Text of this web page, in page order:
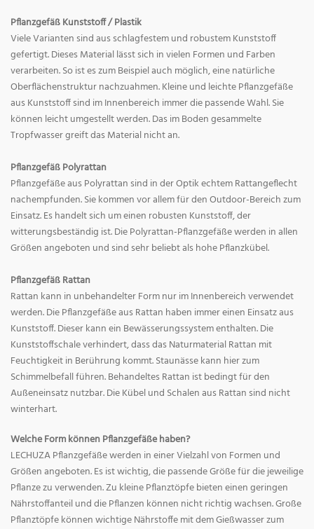
Pflanzgefäß Kunststoff / Plastik
Viele Varianten sind aus schlagfestem und robustem Kunststoff
gefertigt. Dieses Material lässt sich in vielen Formen und Farben
verarbeiten. So ist es zum Beispiel auch möglich, eine natürliche
Oberflächenstruktur nachzuahmen. Kleine und leichte Pflanzgefäße
aus Kunststoff sind im Innenbereich immer die passende Wahl. Sie
können leicht umgestellt werden. Das im Boden gesammelte
Tropfwasser greift das Material nicht an.
Pflanzgefäß Polyrattan
Pflanzgefäße aus Polyrattan sind in der Optik echtem Rattangeflecht
nachempfunden. Sie kommen vor allem für den Outdoor-Bereich zum
Einsatz. Es handelt sich um einen robusten Kunststoff, der
witterungsbeständig ist. Die Polyrattan-Pflanzgefäße werden in allen
Größen angeboten und sind sehr beliebt als hohe Pflanzkübel.
Pflanzgefäß Rattan
Rattan kann in unbehandelter Form nur im Innenbereich verwendet
werden. Die Pflanzgefäße aus Rattan haben immer einen Einsatz aus
Kunststoff. Dieser kann ein Bewässerungssystem enthalten. Die
Kunststoffschale verhindert, dass das Naturmaterial Rattan mit
Feuchtigkeit in Berührung kommt. Staunässe kann hier zum
Schimmelbefall führen. Behandeltes Rattan ist bedingt für den
Außeneinsatz nutzbar. Die Kübel und Schalen aus Rattan sind nicht
winterhart.
Welche Form können Pflanzgefäße haben?
LECHUZA Pflanzgefäße werden in einer Vielzahl von Formen und
Größen angeboten. Es ist wichtig, die passende Größe für die jeweilige
Pflanze zu verwenden. Zu kleine Pflanztöpfe bieten einen geringen
Nährstoffanteil und die Pflanzen können nicht richtig wachsen. Große
Pflanztöpfe können wichtige Nährstoffe mit dem Gießwasser zum